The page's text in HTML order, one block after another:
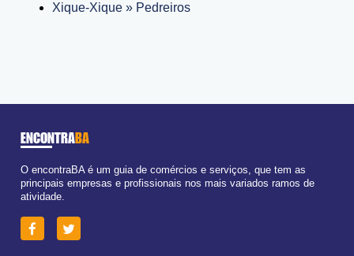
Xique-Xique » Pedreiros
ENCONTRABA
O encontraBA é um guia de comércios e serviços, que tem as
principais empresas e profissionais nos mais variados ramos de
atividade.